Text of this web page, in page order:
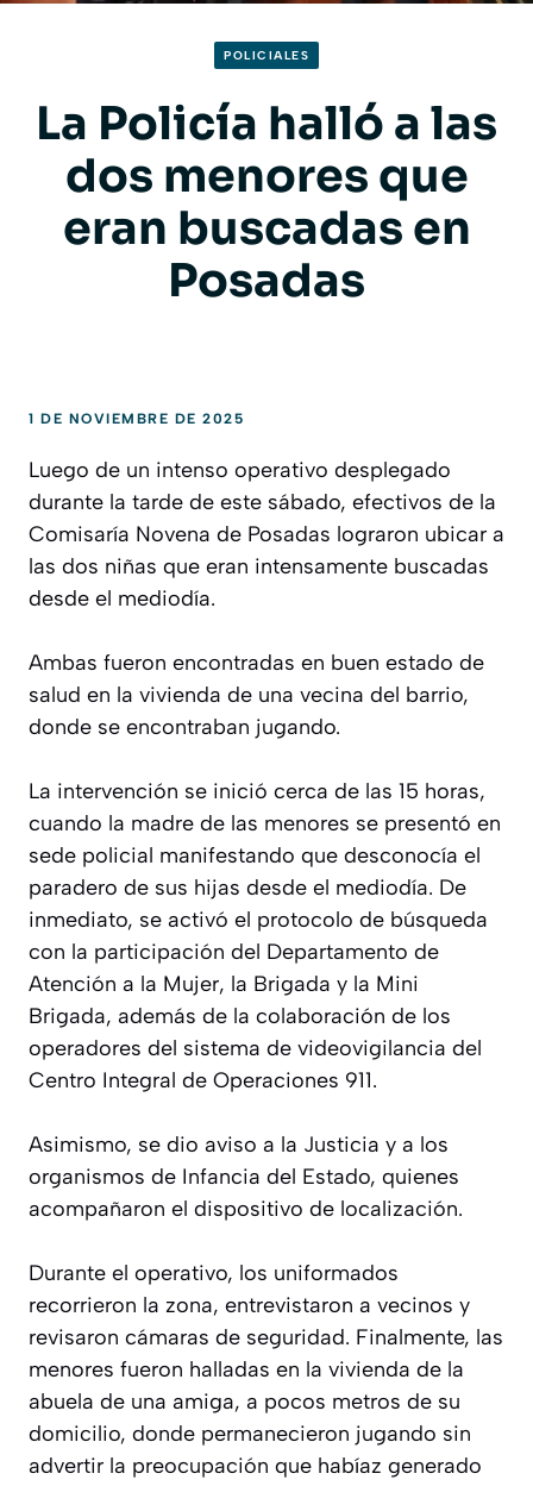
POLICIALES
La Policía halló a las
dos menores que
eran buscadas en
Posadas
1 DE NOVIEMBRE DE 2025
Luego de un intenso operativo desplegado
durante la tarde de este sábado, efectivos de la
Comisaría Novena de Posadas lograron ubicar a
las dos niñas que eran intensamente buscadas
desde el mediodía.
Ambas fueron encontradas en buen estado de
salud en la vivienda de una vecina del barrio,
donde se encontraban jugando.
La intervención se inició cerca de las 15 horas,
cuando la madre de las menores se presentó en
sede policial manifestando que desconocía el
paradero de sus hijas desde el mediodía. De
inmediato, se activó el protocolo de búsqueda
con la participación del Departamento de
Atención a la Mujer, la Brigada y la Mini
Brigada, además de la colaboración de los
operadores del sistema de videovigilancia del
Centro Integral de Operaciones 911.
Asimismo, se dio aviso a la Justicia y a los
organismos de Infancia del Estado, quienes
acompañaron el dispositivo de localización.
Durante el operativo, los uniformados
recorrieron la zona, entrevistaron a vecinos y
revisaron cámaras de seguridad. Finalmente, las
menores fueron halladas en la vivienda de la
abuela de una amiga, a pocos metros de su
domicilio, donde permanecieron jugando sin
advertir la preocupación que habíaz generado